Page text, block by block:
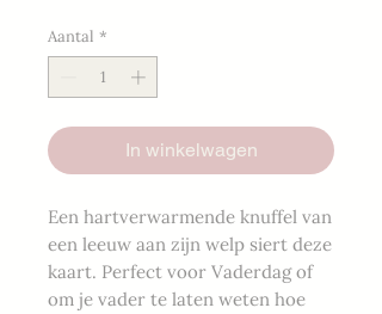
Aantal *
In winkelwagen
Een hartverwarmende knuffel van
een leeuw aan zijn welp siert deze
kaart. Perfect voor Vaderdag of
om je vader te laten weten hoe